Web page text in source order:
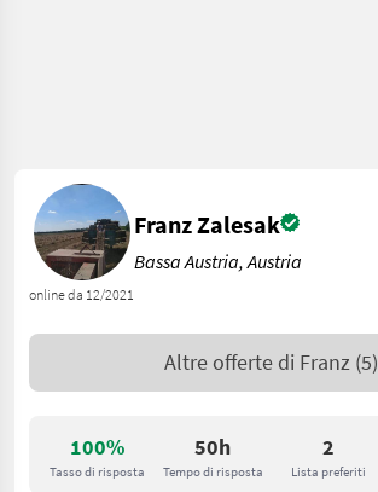
100%
Tasso di risposta
50h
Tempo di risposta
2
Lista preferiti
online da 12/2021
Franz Zalesak
Bassa Austria, Austria
Altre offerte di Franz (5)